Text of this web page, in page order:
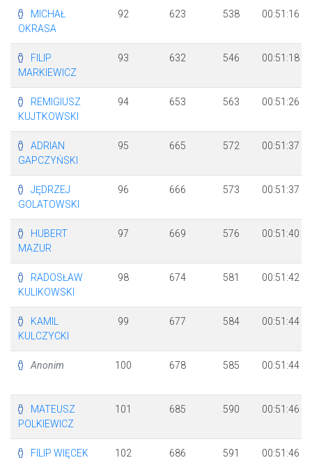
MICHAŁ
OKRASA
92 623 538 00:51:16
FILIP
MARKIEWICZ
93 632 546 00:51:18
REMIGIUSZ
KUJTKOWSKI
94 653 563 00:51:26
ADRIAN
GAPCZYŃSKI
95 665 572 00:51:37
JĘDRZEJ
GOLATOWSKI
96 666 573 00:51:37
HUBERT
MAZUR
97 669 576 00:51:40
RADOSŁAW
KULIKOWSKI
98 674 581 00:51:42
KAMIL
KULCZYCKI
99 677 584 00:51:44
Anonim 100 678 585 00:51:44
MATEUSZ
POLKIEWICZ
101 685 590 00:51:46
FILIP WIĘCEK 102 686 591 00:51:46